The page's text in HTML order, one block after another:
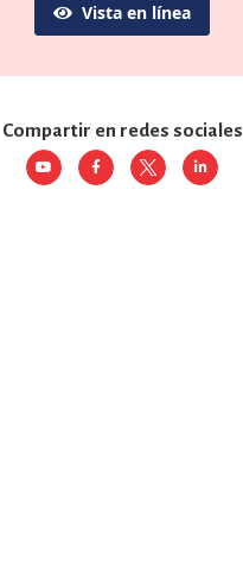
Vista en línea
Compartir en redes sociales